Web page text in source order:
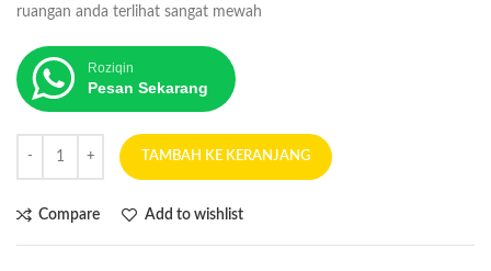
ruangan anda terlihat sangat mewah
Roziqin
Pesan Sekarang
TAMBAH KE KERANJANG
Compare Add to wishlist